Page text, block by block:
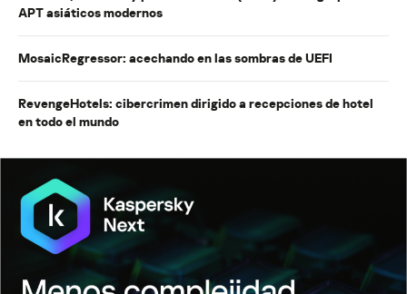
APT asiáticos modernos
MosaicRegressor: acechando en las sombras de UEFI
RevengeHotels: cibercrimen dirigido a recepciones de hotel
en todo el mundo